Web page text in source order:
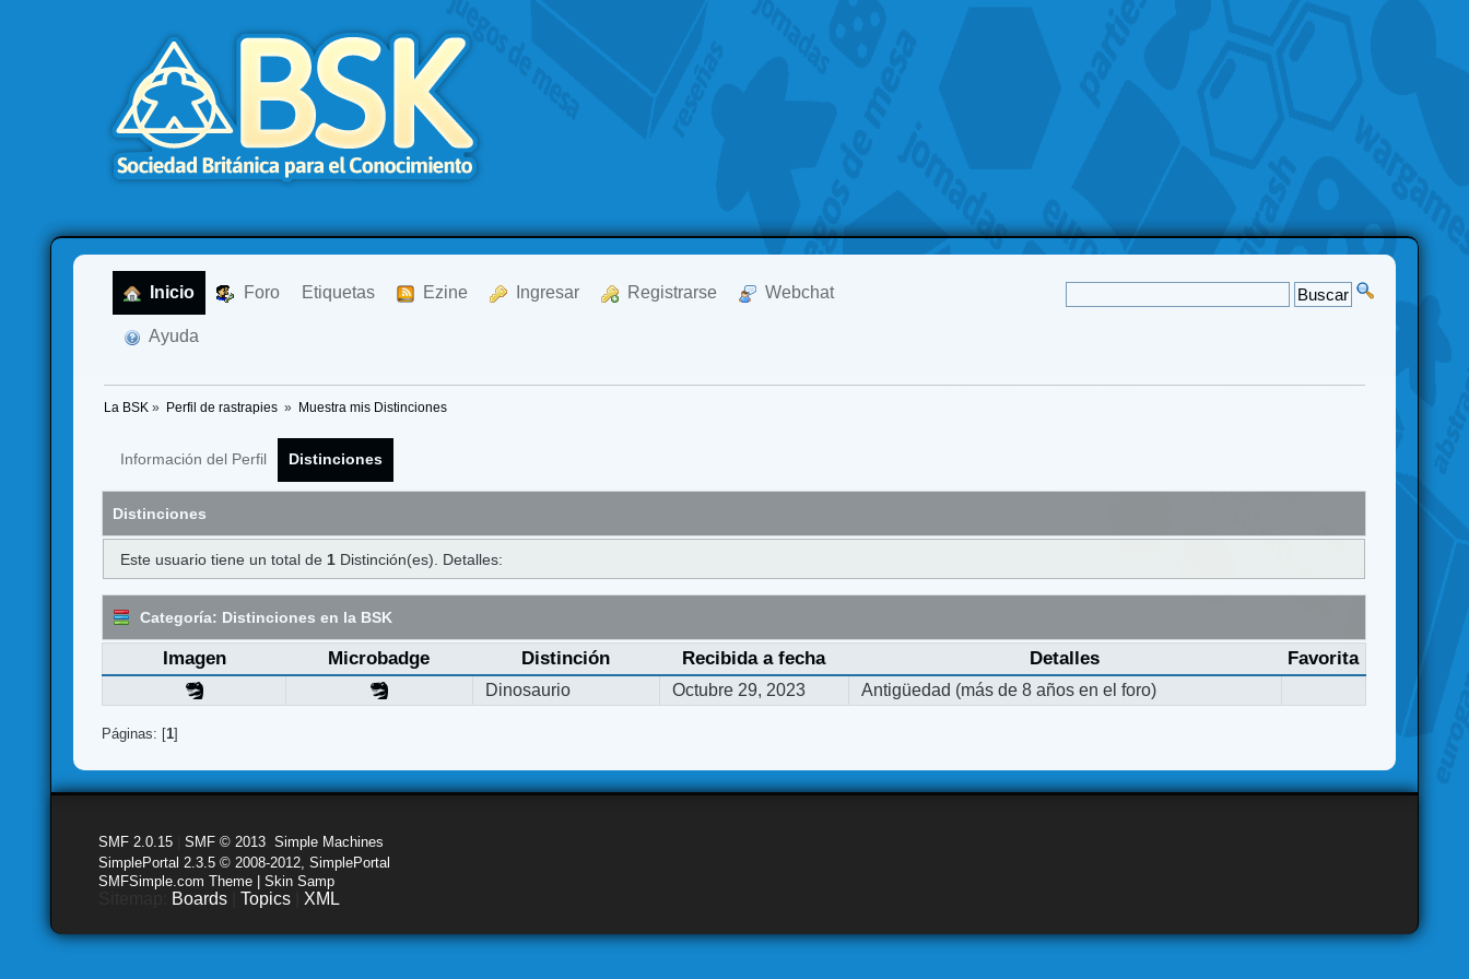
Inicio Foro Etiquetas Ezine Ingresar Registrarse Webchat
Ayuda
La BSK » Perfil de rastrapies » Muestra mis Distinciones
Información del Perfil Distinciones
Distinciones
Este usuario tiene un total de 1Distinción(es). Detalles:
Categoría: Distinciones en la BSK
Imagen Microbadge Distinción Recibida a fecha Detalles Favorita
Dinosaurio Octubre 29, 2023 Antigüedad (más de 8 años en el foro)
Páginas: [1]
SMF 2.0.15 |SMF © 2013 ,Simple Machines
SimplePortal 2.3.5 © 2008-2012, SimplePortal
SMFSimple.com Theme | Skin Samp
Boards |Topics XML